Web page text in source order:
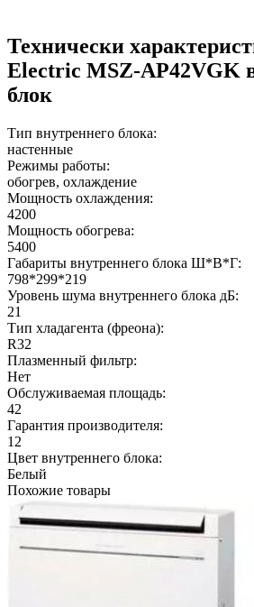
Технически
Electric MSZ-AP42VGK
блок
Тип внутреннего блока:
настенные
Режимы работы:
обогрев, охлаждение
Мощность охлаждения:
4200
Мощность обогрева:
5400
Габариты внутреннего блока Ш*В*Г:
798*299*219
Уровень шума внутреннего блока дБ:
21
Тип хладагента (фреона):
R32
Плазменный фильтр:
Нет
Обслуживаемая площадь:
42
Гарантия производителя:
12
Цвет внутреннего блока:
Белый
Похожие товары